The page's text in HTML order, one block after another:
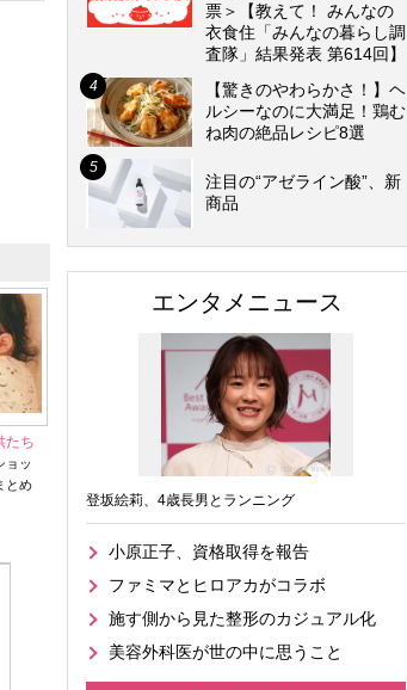
たち
ョッ
とめ
票＞【教えて！ みんなの
衣食住「みんなの暮らし調
査隊」結果発表 第614回】
【驚きのやわらかさ！】ヘ
ルシーなのに大満足！鶏む
ね肉の絶品レシピ8選
注目の“アゼライン酸”、新
商品
エンタメニュース
登坂絵莉、4歳長男とランニング
小原正子、資格取得を報告
ファミマとヒロアカがコラボ
施す側から見た整形のカジュアル化
美容外科医が世の中に思うこと